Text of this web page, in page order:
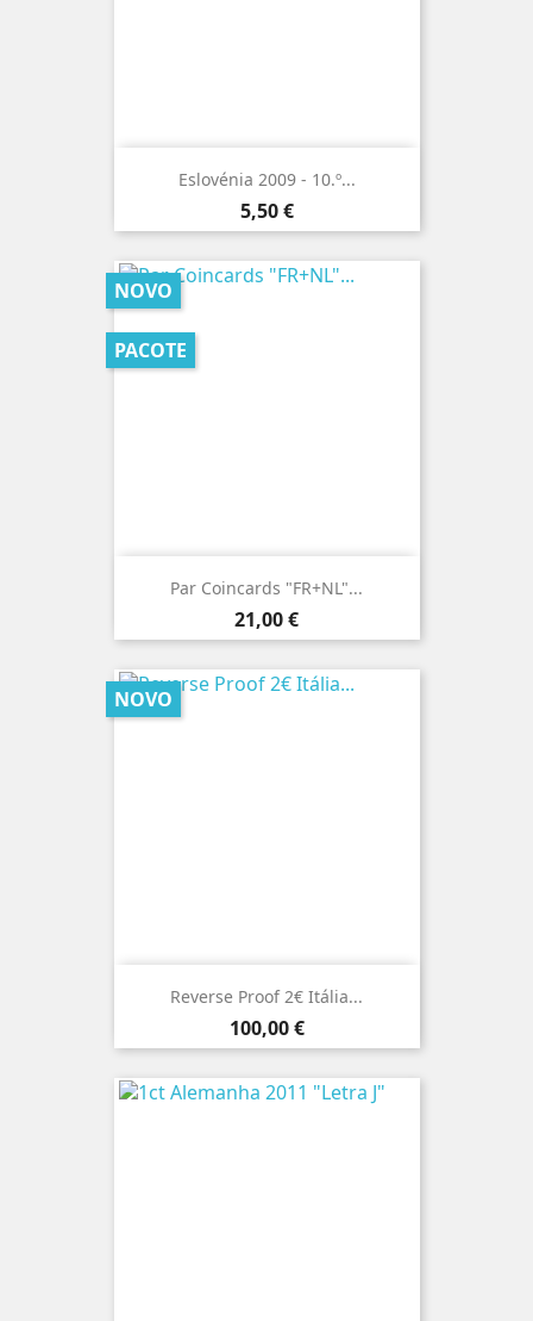
Eslovénia 2009 - 10.º...
Preço
5,50 €
Par Coincards "FR+NL"...
Preço
21,00 €
NOVO
PACOTE
Reverse Proof 2€ Itália...
Preço
100,00 €
NOVO